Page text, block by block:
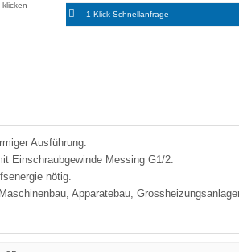
1 Klick Schnellanfrage
Ausführung.
Einschraubgewinde Messing G1/2.
nötig.
Apparatebau,